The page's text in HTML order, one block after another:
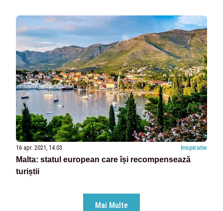
16 apr. 2021, 14:03 Inspiratie
Malta: statul european care își recompensează
turiștii
Mai Multe